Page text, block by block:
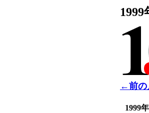
1999
←前の
1999年